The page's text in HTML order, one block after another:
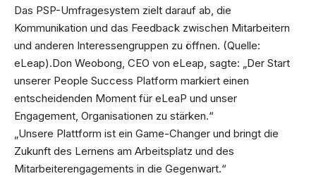
Das PSP-Umfragesystem zielt darauf ab, die
Kommunikation und das Feedback zwischen Mitarbeitern
und anderen Interessengruppen zu öffnen. (Quelle:
eLeap).Don Weobong, CEO von eLeap, sagte: „Der Start
unserer People Success Platform markiert einen
entscheidenden Moment für eLeaP und unser
Engagement, Organisationen zu stärken.“
„Unsere Plattform ist ein Game-Changer und bringt die
Zukunft des Lernens am Arbeitsplatz und des
Mitarbeiterengagements in die Gegenwart.“